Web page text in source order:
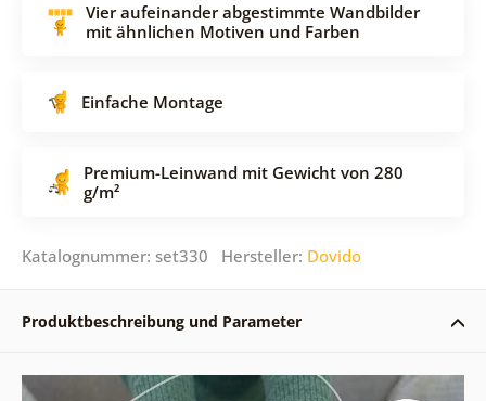
Vier aufeinander abgestimmte Wandbilder
mit ähnlichen Motiven und Farben
Einfache Montage
Premium-Leinwand mit Gewicht von 280
g/m²
Katalognummer: set330 Hersteller: Dovido
Produktbeschreibung und Parameter